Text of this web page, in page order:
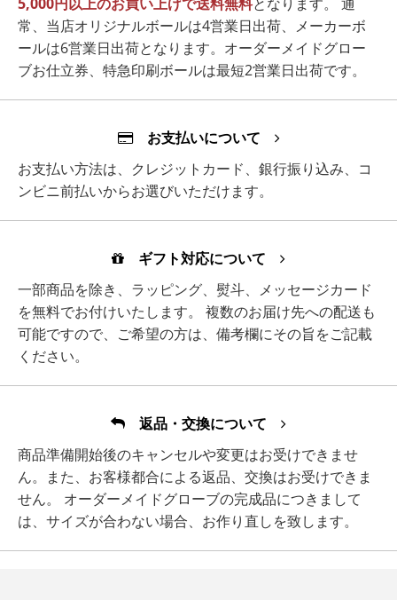
常、当店オリジナルボールは4営業日出荷、メーカーボ
ールは6営業日出荷となります。オーダーメイドグロー
ブお仕立券、特急印刷ボールは最短2営業日出荷です。
お支払いについて
お支払い方法は、クレジットカード、銀行振り込み、コ
ンビニ前払いからお選びいただけます。
ギフト対応について
一部商品を除き、ラッピング、熨斗、メッセージカード
を無料でお付けいたします。 複数のお届け先への配送も
可能ですので、ご希望の方は、備考欄にその旨をご記載
ください。
返品・交換について
商品準備開始後のキャンセルや変更はお受けできませ
ん。また、お客様都合による返品、交換はお受けできま
せん。 オーダーメイドグローブの完成品につきまして
は、サイズが合わない場合、お作り直しを致します。